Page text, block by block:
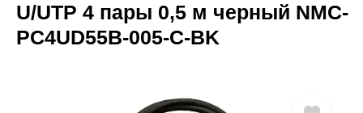
U/UTP 4 пары 0,5 м черный NMC-
PC4UD55B-005-C-BK